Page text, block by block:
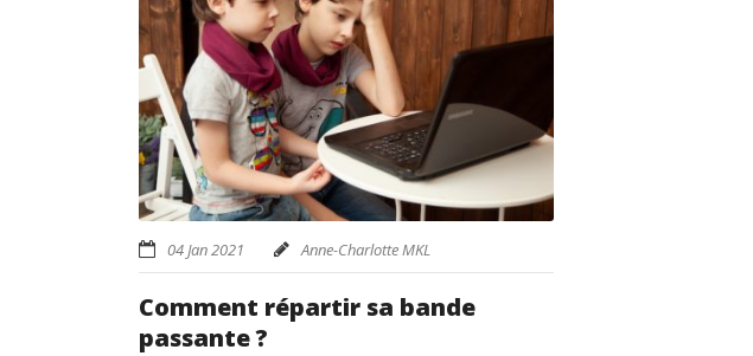
04 Jan 2021 Anne-Charlotte MKL
Comment répartir sa bande
passante ?